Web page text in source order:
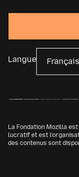
Langue
La Fondation Mozilla
lucratif et est
des contenus sont